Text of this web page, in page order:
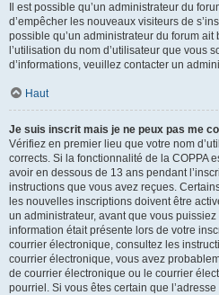
Il est possible qu’un administrateur du
d’empêcher les nouveaux visiteurs de
possible qu’un administrateur du forum
l’utilisation du nom d’utilisateur que vous
d’informations, veuillez contacter un
Haut
Je suis inscrit mais je ne peux pas me
Vérifiez en premier lieu que votre nom
corrects. Si la fonctionnalité de la COPPA
avoir en dessous de 13 ans pendant
instructions que vous avez reçues.
les nouvelles inscriptions doivent être
un administrateur, avant que vous
information était présente lors de votre
courrier électronique, consultez les
courrier électronique, vous avez
de courrier électronique ou le courrier
pourriel. Si vous êtes certain que